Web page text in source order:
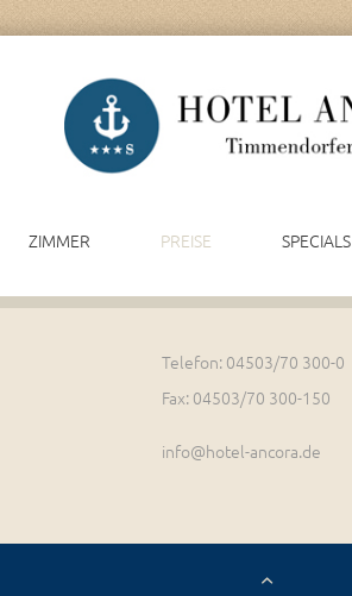
ZIMMER PREISE SPECIALS
Telefon: 04503/70 300-0
Fax: 04503/70 300-150
info@hotel-ancora.de